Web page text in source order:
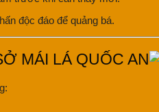
độc đáo để quảng bá.
MÁI LÁ QUỐC AN